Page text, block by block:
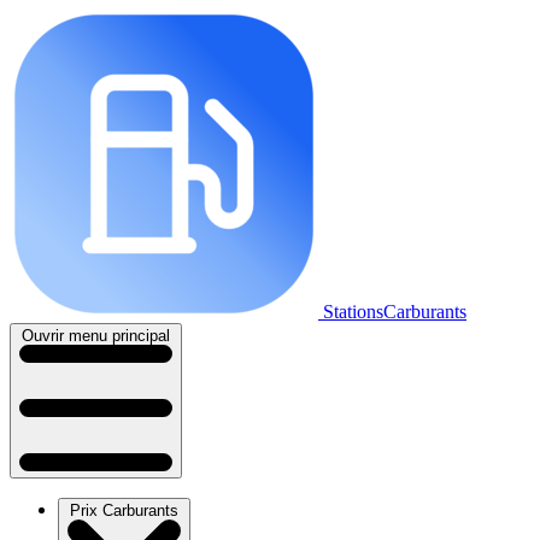
StationsCarburants
Ouvrir menu principal
Prix Carburants